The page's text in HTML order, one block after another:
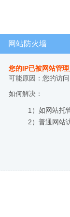
网站防火墙
您的IP已被网站管
可能原因：您的访
如何解决：
1）如网站托
2）普通网站